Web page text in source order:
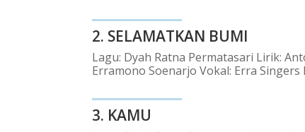
2. SELAMATKAN BUMI
Lagu: Dyah Ratna Permatasari Lirik:
Erramono Soenarjo Vokal: Erra Singers
3. KAMU